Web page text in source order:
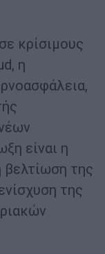
κρίσιμους
η
είναι η
βελτίωση της
της